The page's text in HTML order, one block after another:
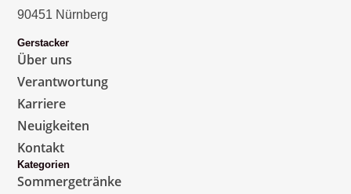
90451 Nürnberg
Gerstacker
Über uns
Verantwortung
Karriere
Neuigkeiten
Kontakt
Kategorien
Sommergetränke